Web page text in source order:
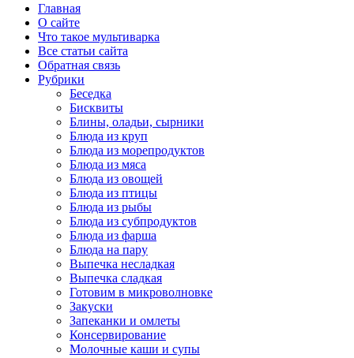
Главная
О сайте
Что такое мультиварка
Все статьи сайта
Обратная связь
Рубрики
Беседка
Бисквиты
Блины, оладьи, сырники
Блюда из круп
Блюда из морепродуктов
Блюда из мяса
Блюда из овощей
Блюда из птицы
Блюда из рыбы
Блюда из субпродуктов
Блюда из фарша
Блюда на пару
Выпечка несладкая
Выпечка сладкая
Готовим в микроволновке
Закуски
Запеканки и омлеты
Консервирование
Молочные каши и супы